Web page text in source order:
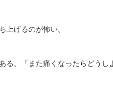
上げるのが怖い。
。「また痛くなったらどう